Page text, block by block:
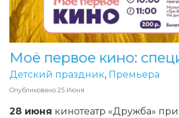
Опубликовано 25 Июня
Детский праздник, Премьера
28 июня кинотеатр «Дружба»